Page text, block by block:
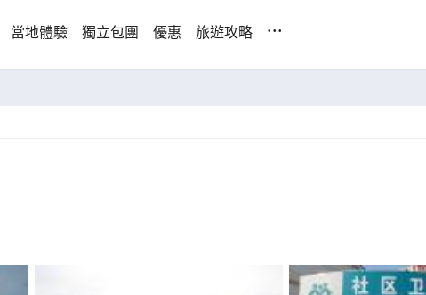
當地體驗 獨立包團 優惠 旅遊攻略 ...